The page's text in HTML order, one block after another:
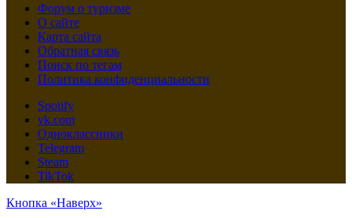
Форум о туризме
О сайте
Карта сайта
Обратная связь
Поиск по тегам
Политика конфиденциальности
Spotify
vk.com
Одноклассники
Telegram
Steam
TikTok
Кнопка «Наверх»